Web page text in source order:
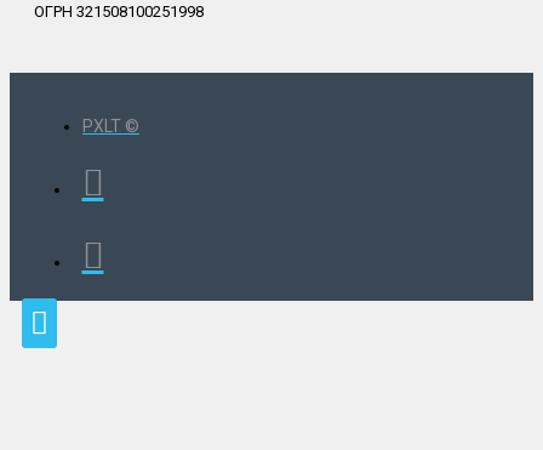
ОГРН 321508100251998
PXLT ©